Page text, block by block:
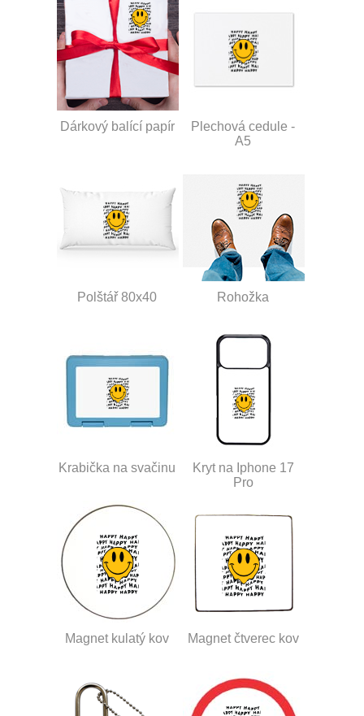
Dárkový balící papír
Plechová cedule -
A5
Polštář 80x40 Rohožka
Krabička na svačinu
Kryt na Iphone 17
Pro
Magnet kulatý kov Magnet čtverec kov